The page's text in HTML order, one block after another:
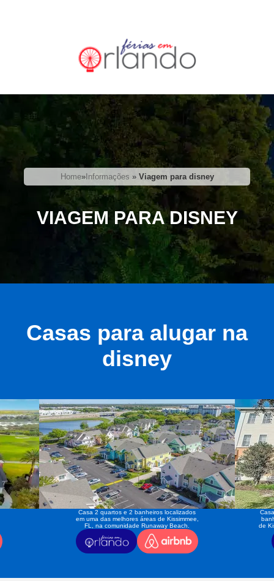
Home»Informações » Viagem para disney
VIAGEM PARA DISNEY
Casas para alugar na
disney
Casa 2 quartos e 2 banheiros localizados
em uma das melhores áreas de Kissimmee,
FL, na comunidade Runaway Beach.
de